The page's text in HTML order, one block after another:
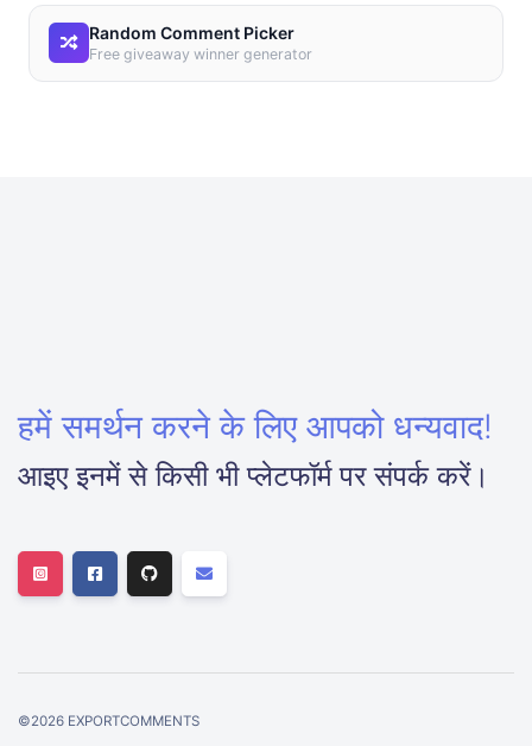
Random Comment Picker
Free giveaway winner generator
हमें समर्थन करने के लिए आपको धन्यवाद!
आइए इनमें से किसी भी प्लेटफॉर्म पर संपर्क करें।
©2026 EXPORTCOMMENTS